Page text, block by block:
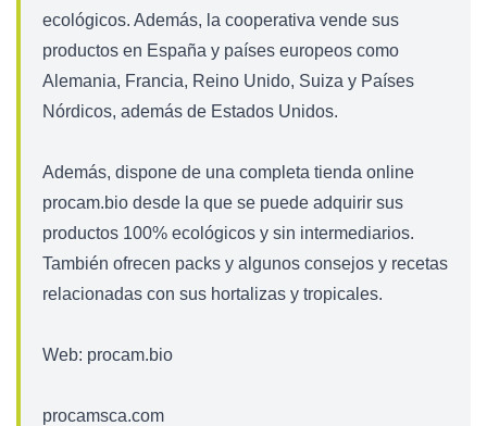
ecológicos. Además, la cooperativa vende sus
productos en España y países europeos como
Alemania, Francia, Reino Unido, Suiza y Países
Nórdicos, además de Estados Unidos.
Además, dispone de una completa tienda online
procam.bio desde la que se puede adquirir sus
productos 100% ecológicos y sin intermediarios.
También ofrecen packs y algunos consejos y recetas
relacionadas con sus hortalizas y tropicales.
Web: procam.bio
procamsca.com